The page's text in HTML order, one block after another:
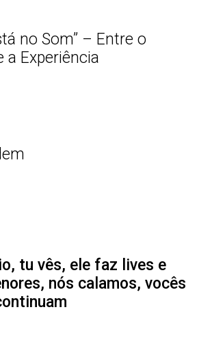
no Som” – Entre o
a Experiência
tu vês, ele faz lives e
nós calamos, vocês